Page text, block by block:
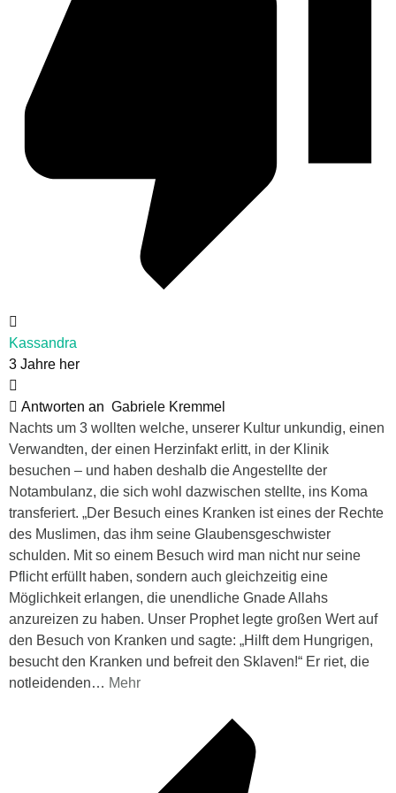
Kassandra
3 Jahre her
Antworten an Gabriele Kremmel
Nachts um 3 wollten welche, unserer Kultur unkundig, einen
Verwandten, der einen Herzinfakt erlitt, in der Klinik
besuchen – und haben deshalb die Angestellte der
Notambulanz, die sich wohl dazwischen stellte, ins Koma
transferiert. „Der Besuch eines Kranken ist eines der Rechte
des Muslimen, das ihm seine Glaubensgeschwister
schulden. Mit so einem Besuch wird man nicht nur seine
Pflicht erfüllt haben, sondern auch gleichzeitig eine
Möglichkeit erlangen, die unendliche Gnade Allahs
anzureizen zu haben. Unser Prophet legte großen Wert auf
den Besuch von Kranken und sagte: „Hilft dem Hungrigen,
besucht den Kranken und befreit den Sklaven!“ Er riet, die
notleidenden… Mehr